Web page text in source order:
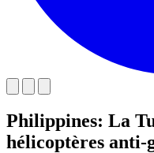
Philippines: La
hélicoptères anti-